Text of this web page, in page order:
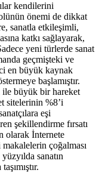
kendilerini
önemi de dikkat
sanatla etkileşimli,
katkı sağlayarak,
yeni türlerde sanat
geçmişteki ve
en büyük kaynak
başlamıştır.
büyük bir hareket
sitelerinin %8’i
eşi
şekillendirme fırsatı
olarak İnternete
çoğalması
sanatın